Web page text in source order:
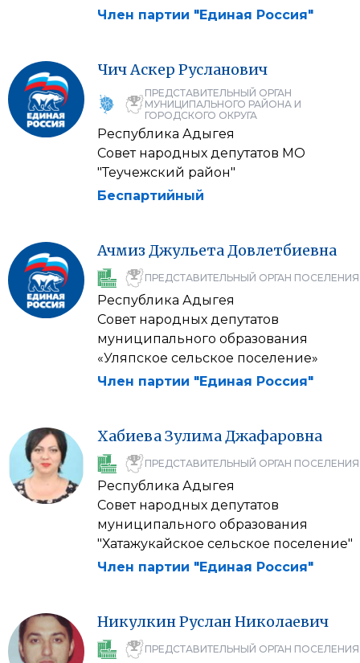
Член партии "Единая Россия"
ЧичАскер Русланович
ПРЕДСТАВИТЕЛЬНЫЙ ОРГАН
МУНИЦИПАЛЬНОГО РАЙОНА И
ГОРОДСКОГО ОКРУГА
Республика Адыгея
Совет народных депутатов МО
"Теучежский район"
Беспартийный
Ачмиз ДжульетаДовлетбиевна
ПРЕДСТАВИТЕЛЬНЫЙ ОРГАН ПОСЕЛЕНИЯ
Республика Адыгея
Совет народных депутатов
муниципального образования
«Уляпское сельское поселение»
Член партии "Единая Россия"
ХабиеваЗулимаДжафаровна
ПРЕДСТАВИТЕЛЬНЫЙ ОРГАН ПОСЕЛЕНИЯ
Республика Адыгея
Совет народных депутатов
муниципального образования
"Хатажукайское сельское поселение"
Член партии "Единая Россия"
НикулкинРусланНиколаевич
ПРЕДСТАВИТЕЛЬНЫЙ ОРГАН ПОСЕЛЕНИЯ